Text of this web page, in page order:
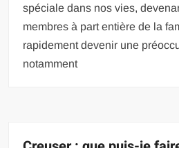
spéciale dans nos vies,
membres à part entière de la
rapidement devenir une
notamment